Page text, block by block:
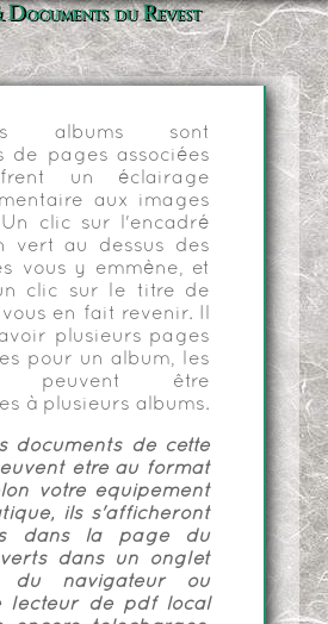
Documents du Revest
albums sont
de pages associées
un éclairage
aux images
clic sur l'encadré
vert au dessus des
vous y emmène, et
clic sur le titre de
vous en fait revenir. Il
plusieurs pages
pour un album, les
peuvent être
à plusieurs albums.
documents de cette
être au format
votre équipement
ils s'afficheront
dans la page du
dans un onglet
du navigateur ou
lecteur de pdf local